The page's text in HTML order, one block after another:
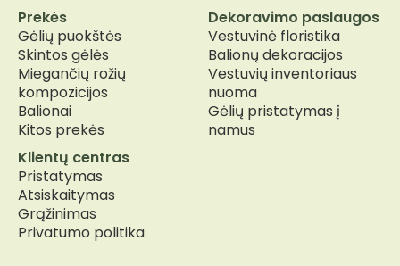
Prekės
Gėlių puokštės
Skintos gėlės
Miegančių rožių
kompozicijos
Balionai
Kitos prekės
Dekoravimo paslaugos
Vestuvinė floristika
Balionų dekoracijos
Vestuvių inventoriaus
nuoma
Gėlių pristatymas į
namus
Klientų centras
Pristatymas
Atsiskaitymas
Grąžinimas
Privatumo politika